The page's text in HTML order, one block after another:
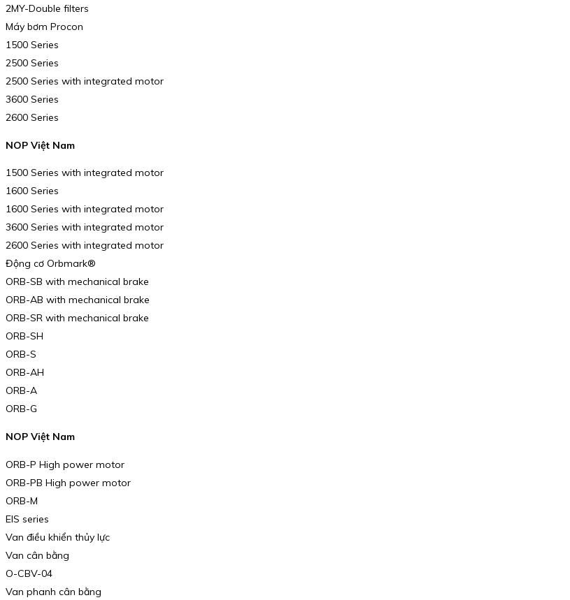
2MY-Double filters
Máy bơm Procon
1500 Series
2500 Series
2500 Series with integrated motor
3600 Series
2600 Series
NOP Việt Nam
1500 Series with integrated motor
1600 Series
1600 Series with integrated motor
3600 Series with integrated motor
2600 Series with integrated motor
Động cơ Orbmark®
ORB-SB with mechanical brake
ORB-AB with mechanical brake
ORB-SR with mechanical brake
ORB-SH
ORB-S
ORB-AH
ORB-A
ORB-G
NOP Việt Nam
ORB-P High power motor
ORB-PB High power motor
ORB-M
EIS series
Van điều khiển thủy lực
Van cân bằng
O-CBV-04
Van phanh cân bằng